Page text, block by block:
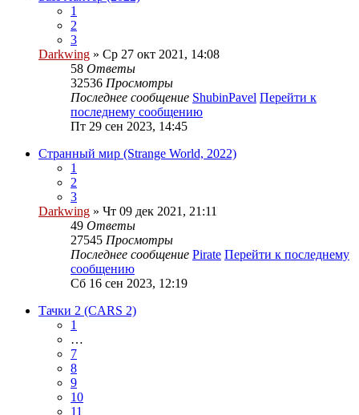
1
2
3
Darkwing » Ср 27 окт 2021, 14:08
58 Ответы
32536 Просмотры
Последнее сообщение ShubinPavel Перейти к
последнему сообщению
Пт 29 сен 2023, 14:45
Странный мир (Strange World, 2022)
1
2
3
Darkwing » Чт 09 дек 2021, 21:11
49 Ответы
27545 Просмотры
Последнее сообщение Pirate Перейти к последнему
сообщению
Сб 16 сен 2023, 12:19
Тачки 2 (CARS 2)
1
…
7
8
9
10
11